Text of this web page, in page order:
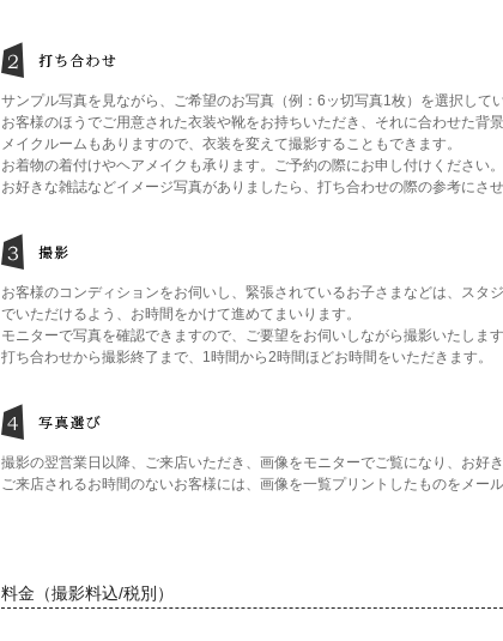
サンプル写真を見ながら、ご希望のお写真（例：6ッ切写真1枚）を選択して
お客様のほうでご用意された衣装や靴をお持ちいただき、それに合わせた背
メイクルームもありますので、衣装を変えて撮影することもできます。
お着物の着付けやヘアメイクも承ります。ご予約の際にお申し付けください
お好きな雑誌などイメージ写真がありましたら、打ち合わせの際の参考にさ
お客様のコンディションをお伺いし、緊張されているお子さまなどは、ス
でいただけるよう、お時間をかけて進めてまいります。
モニターで写真を確認できますので、ご要望をお伺いしながら撮影いたします
打ち合わせから撮影終了まで、1時間から2時間ほどお時間をいただきます。
撮影の翌営業日以降、ご来店いただき、画像をモニターでご覧になり、お好
ご来店されるお時間のないお客様には、画像を一覧プリントしたものをメー
料金（撮影料込/税別）